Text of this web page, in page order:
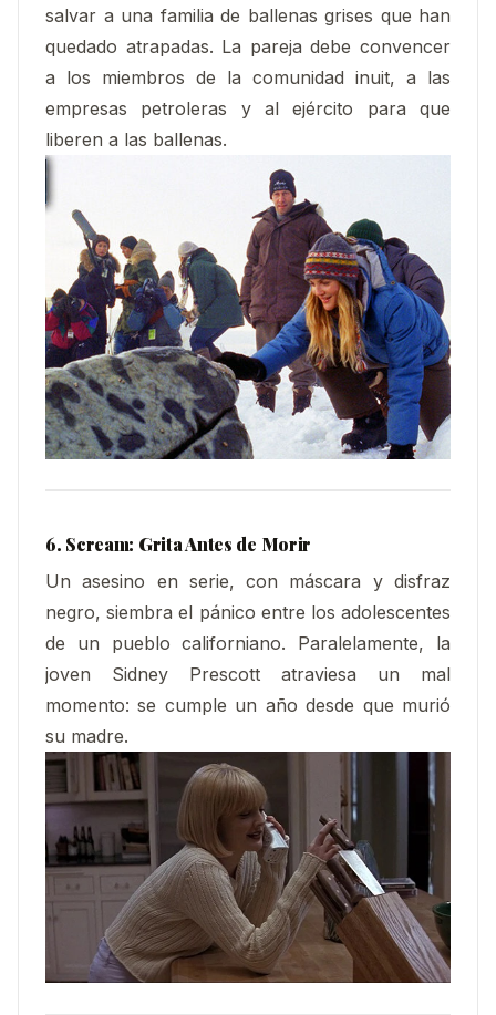
salvar a una familia de ballenas grises que han
quedado atrapadas. La pareja debe convencer
a los miembros de la comunidad inuit, a las
empresas petroleras y al ejército para que
liberen a las ballenas.
6. Scream: Grita Antes de Morir
Un asesino en serie, con máscara y disfraz
negro, siembra el pánico entre los adolescentes
de un pueblo californiano. Paralelamente, la
joven Sidney Prescott atraviesa un mal
momento: se cumple un año desde que murió
su madre.